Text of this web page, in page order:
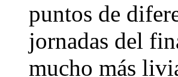
puntos de
jornadas del
mucho más